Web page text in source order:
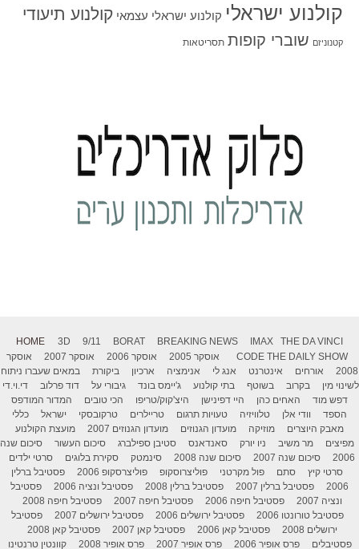
קולנוע ישראלי קולנוע ישראלי עצמאי קולנוע תיעודי
קטנוניזם שוברי קופות תסריטאות
HOME 3D 9/11 BORAT BREAKING NEWS IMAX
THE DA VINCI
CODE THE DAILY SHOW אוסקר 2005 אוסקר 2006 אוסקר 2007
אוסקר
2008
אורחים אינטרנט אנג לי אנימציה ארכיון ביקורת
במאים שעברו ניתוח
לשינוי מין
בקרוב בשוטף בתי קולנוע ג'יימס בונד גיבורי על דוד פרלוב
די.וי.די
דפש מוד
האחים כהן היי דפינישן היצ'קוק/טריפו הכי טובים
המדור המודפס
הספד
וודי אלן טלוויזיה טעויות תרגום טריילרים טרקובסקי ישראל
כללי
מאבק היוצרים
מוזיקה מועדון הגנוזים מועדון הגנוזים 2007
מועצת הקולנוע
מפיצים
מר משיב ניו יורק סאנדאנס סטיבן ספילברג סיכום העשור
סיכום שנה
2006
סיכום שנה 2007 סיכום שנה 2008 סינמטק סקירת בלוגים
סרטי ילדים
סרטי קיץ
סתם פול מקרטני פוליצרוסקופ פוליצרסקופ 2006
פסטיבל ברלין
2006
פסטיבל ברלין 2007 פסטיבל ברלין 2008 פסטיבל ונציה 2006
פסטיבל
ונציה 2007
פסטיבל חיפה 2006 פסטיבל חיפה 2007
פסטיבל חיפה 2008
פסטיבל טורונטו 2006
פסטיבל ירושלים 2006 פסטיבל ירושלים 2007
פסטיבל
ירושלים 2008
פסטיבל קאן 2006 פסטיבל קאן 2007
פסטיבל קאן 2008
פסטיבלים
פרס אופיר 2006 פרס אופיר 2007 פרס אופיר 2008 קוונטין טרנטינו